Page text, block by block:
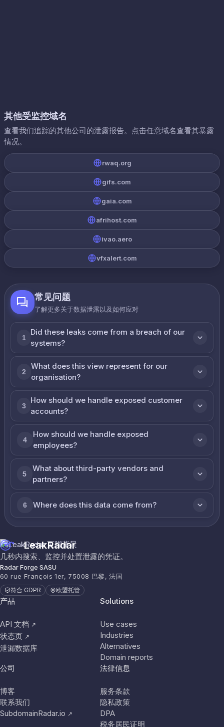
其他受监控域名
查看我们追踪的其他公司的泄露报告。点击任意域名查看其暴露
情况。
rwaq.org
gifs.com
gaia.com
afrihost.com
ivao.aero
vfxalert.com
常见问题
了解更多关于数据泄露以及如何应对
1
Did these leaks come from a breach of our
systems?
2
What does this view represent for our
organisation?
3
How should we handle exposed customer
accounts?
4
How should we handle exposed
employees?
5
What about third-party vendors and
partners?
6 Where does this data come from?
LeakRadar
几秒内搜索、监控并处置泄露的凭证。
Radar Forge SASU
60 rue François 1er, 75008 巴黎, 法国
符合 GDPR 欧盟托管
产品
API 文档 ↗
状态页 ↗
泄漏数据库
Solutions
Use cases
Industries
Alternatives
Domain reports
公司
博客
联系我们
SubdomainRadar.io ↗
法律信息
服务条款
隐私政策
DPA
税务居民证明